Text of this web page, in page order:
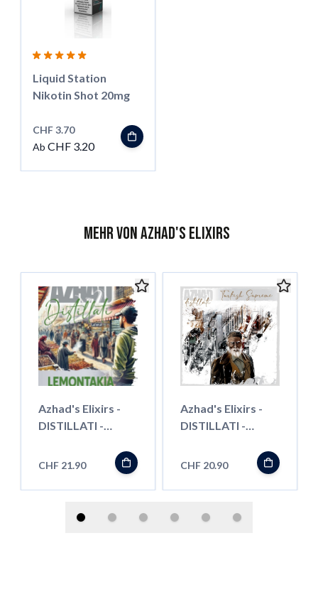
Liquid Station
Nikotin Shot 20mg
CHF 3.70
Ab CHF 3.20
Mehr von Azhad's Elixirs
Azhad's Elixirs -
DISTILLATI -
Longfill"
CHF 21.90
Azhad's Elixirs -
DISTILLATI -
Longfill"
CHF 20.90